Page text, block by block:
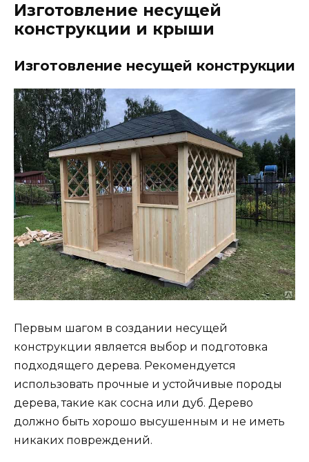
Изготовление несущей
конструкции и крыши
Изготовление несущей конструкции
Первым шагом в создании несущей
конструкции является выбор и подготовка
подходящего дерева. Рекомендуется
использовать прочные и устойчивые породы
дерева, такие как сосна или дуб. Дерево
должно быть хорошо высушенным и не иметь
никаких повреждений.